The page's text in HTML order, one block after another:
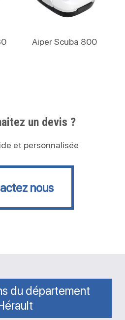
Aiper Scuba 800
un devis ?
et personnalisée
nous
du département